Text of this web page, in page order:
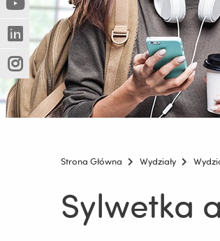
innej
strony)
(Nowe
okno)
(Link
do
innej
strony)
(Nowe
okno)
(Link
do
innej
strony)
(Nowe
okno)
(Link
do
innej
strony)
Strona Główna Wydziały
Sylwetka